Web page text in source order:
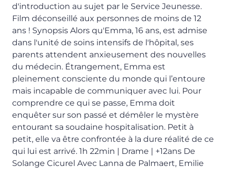
d'introduction au sujet par le Service Jeunesse.
Film déconseillé aux personnes de moins de 12
ans ! Synopsis Alors qu'Emma, 16 ans, est admise
dans l'unité de soins intensifs de l'hôpital, ses
parents attendent anxieusement des nouvelles
du médecin. Étrangement, Emma est
pleinement consciente du monde qui l’entoure
mais incapable de communiquer avec lui. Pour
comprendre ce qui se passe, Emma doit
enquêter sur son passé et démêler le mystère
entourant sa soudaine hospitalisation. Petit à
petit, elle va être confrontée à la dure réalité de ce
qui lui est arrivé. 1h 22min | Drame | +12ans De
Solange Cicurel Avec Lanna de Palmaert, Emilie